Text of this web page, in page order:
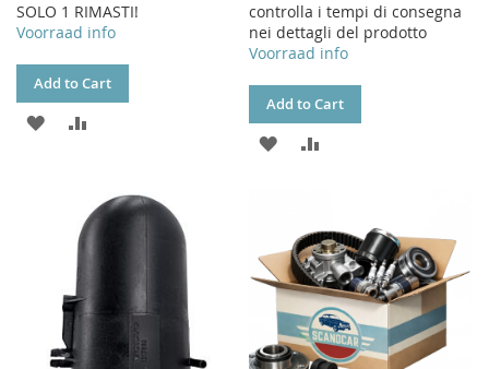
SOLO 1 RIMASTI!
Voorraad info
Add to Cart
ADD
LIST
COMPARE
controlla i tempi di consegna
nei dettagli del prodotto
Voorraad info
Add to Cart
ADD
LIST